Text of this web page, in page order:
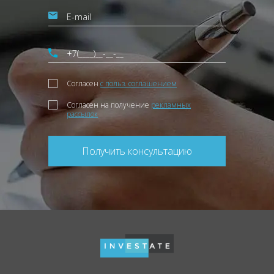
Согласен с польз. соглашением
Согласен на получение рекламных
рассылок
Получить консультацию